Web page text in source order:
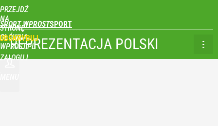
PRZEJDŹ
NA
STRONĘ
GŁÓWNĄ
WPROST.PL
SPORT WPROST
ZALOGUJ
REPREZENTACJA POLSKI